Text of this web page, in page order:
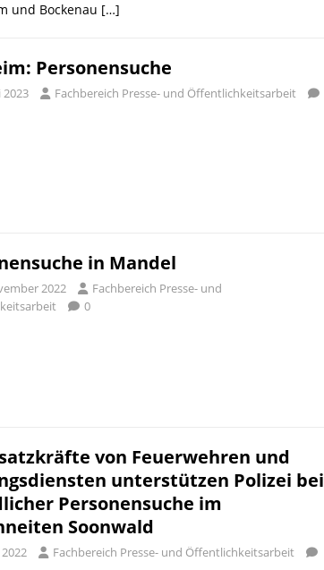
und Bockenau […]
Personensuche
2023
Fachbereich Presse- und Öffentlichkeitsarbeit
in Mandel
2022
Fachbereich Presse- und
0
von Feuerwehren und
unterstützen Polizei bei
Personensuche im
Soonwald
Fachbereich Presse- und Öffentlichkeitsarbeit